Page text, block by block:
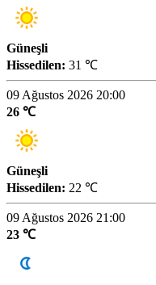
Güneşli
Hissedilen: 31 ℃
09 Ağustos 2026 20:00
26 ℃
Güneşli
Hissedilen: 22 ℃
09 Ağustos 2026 21:00
23 ℃